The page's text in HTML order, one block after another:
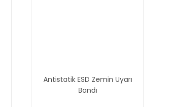
Antistatik ESD Zemin Uyarı
Bandı